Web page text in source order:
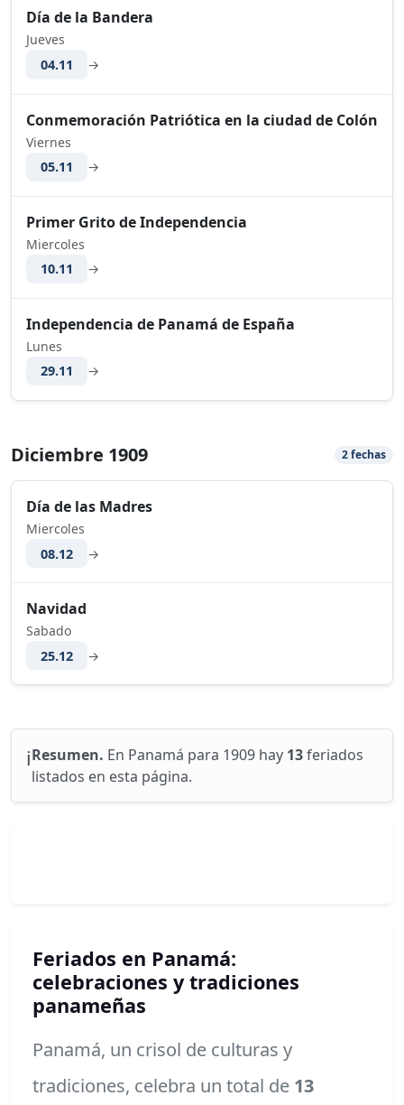
Día de la Bandera
Jueves
04.11
→
Conmemoración Patriótica en la ciudad de Colón
Viernes
05.11
→
Primer Grito de Independencia
Miercoles
10.11
→
Independencia de Panamá de España
Lunes
29.11
→
Diciembre 1909 2 fechas
Día de las Madres
Miercoles
08.12
→
Navidad
Sabado
25.12
→
ℹ️Resumen. En Panamá para 1909 hay 13feriados
listados en esta página.
Feriados en Panamá:
celebraciones y tradiciones
panameñas
Panamá, un crisol de culturas y
tradiciones, celebra un total de 13